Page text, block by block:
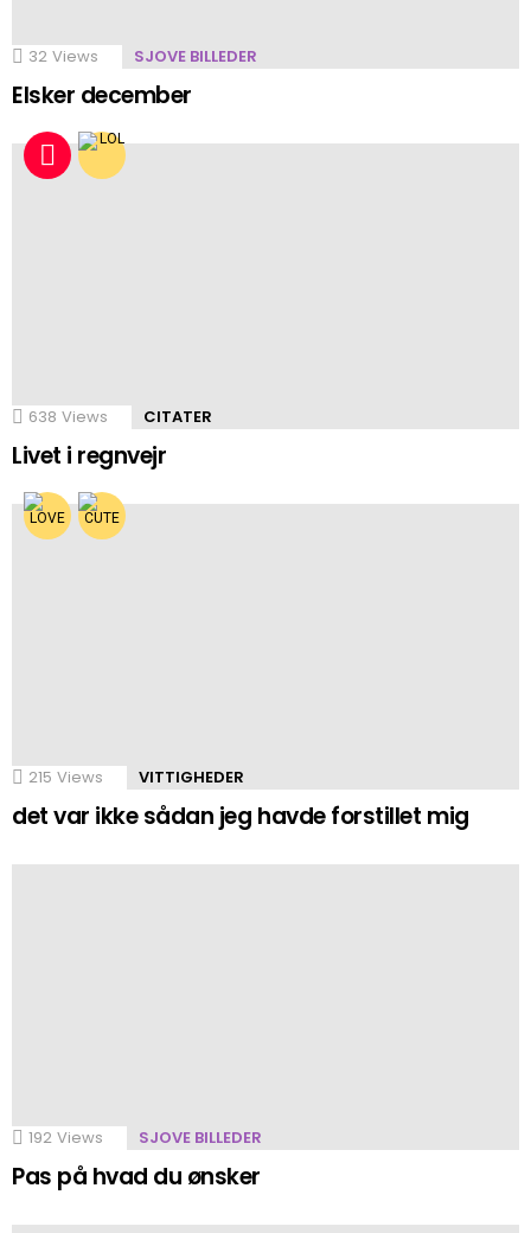
32 Views SJOVE BILLEDER
Elsker december
638 Views CITATER
Livet i regnvejr
215 Views VITTIGHEDER
det var ikke sådan jeg havde forstillet mig
192 Views SJOVE BILLEDER
Pas på hvad du ønsker